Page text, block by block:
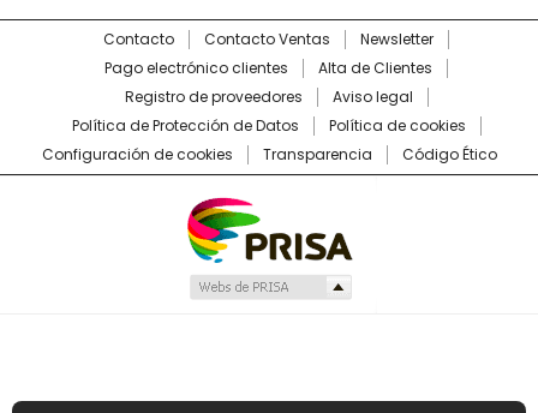
Contacto Contacto Ventas
Newsletter
Pago electrónico clientes
Alta de Clientes
Registro de proveedores
Aviso legal
Política de Protección de Datos
Política de cookies
Configuración de cookies
Transparencia Código Ético